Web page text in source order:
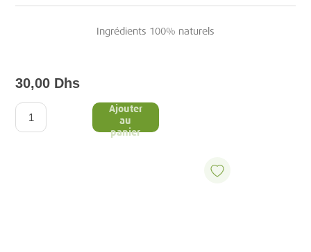
Ingrédients 100% naturels
30,00 Dhs
Ajouter
au
panier